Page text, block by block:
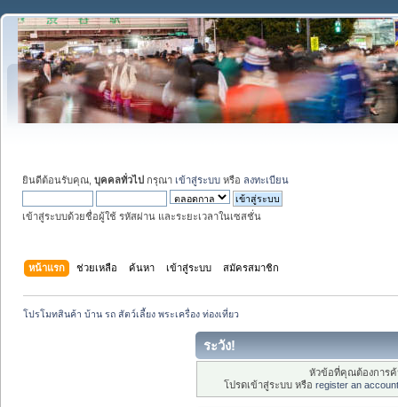
ยินดีต้อนรับคุณ, บุคคลทั่วไป กรุณา เข้าสู่ระบบ หรือ ลงทะเบียน
เข้าสู่ระบบด้วยชื่อผู้ใช้ รหัสผ่าน และระยะเวลาในเซสชั่น
หน้าแรก ช่วยเหลือ ค้นหา เข้าสู่ระบบ สมัครสมาชิก
โปรโมทสินค้า บ้าน รถ สัตว์เลี้ยง พระเครื่อง ท่องเที่ยว
ระวัง!
หัวข้อที่คุณต้องการ
โปรดเข้าสู่ระบบ หรือ register an account